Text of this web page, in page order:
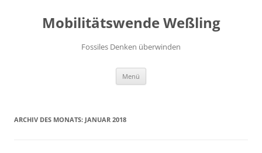
springenMobilitätswende Weßling
Fossiles Denken überwinden
Menü
ARCHIV DES MONATS: JANUAR 2018